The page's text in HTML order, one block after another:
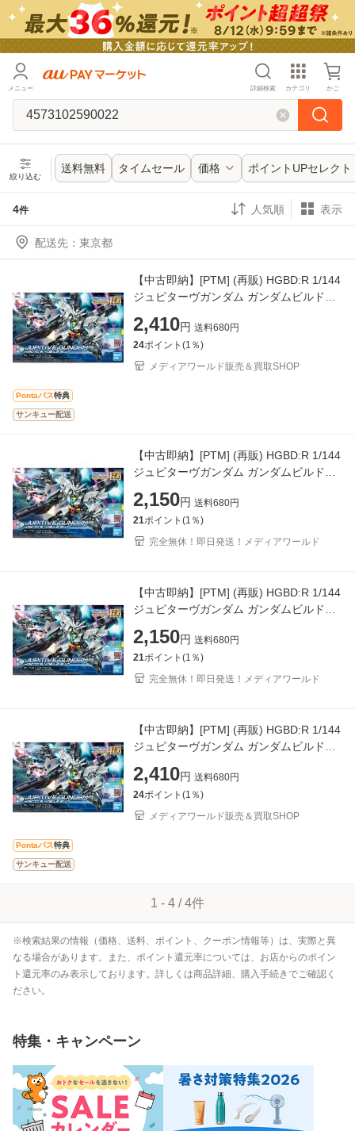
メニュー 詳細検索 カテゴリ かご
絞り込む
送料無料 タイムセール 価格 ポイントUPセレクト
4件 表示
配送先 ：
Pontaパス特典
サンキュー配送
【中古即納】[PTM] (再販) HGBD:R 1/144
ジュピターヴガンダム ガンダムビルドダ
(5059002) バンダ
2,410円 送料680円
24ポイント(1 ％)
メディアワールド販売＆買取SHOP
【中古即納】[PTM] (再販) HGBD:R 1/144
ジュピターヴガンダム ガンダムビルドダ
(5059002) バンダ
2,150円 送料680円
21ポイント(1 ％)
完全無休！即日発送！メディアワールド
【中古即納】[PTM] (再販) HGBD:R 1/144
ジュピターヴガンダム ガンダムビルドダ
(5059002) バンダ
2,150円 送料680円
21ポイント(1 ％)
完全無休！即日発送！メディアワールド
Pontaパス特典
サンキュー配送
【中古即納】[PTM] (再販) HGBD:R 1/144
ジュピターヴガンダム ガンダムビルドダ
(5059002) バンダ
2,410円 送料680円
24ポイント(1 ％)
メディアワールド販売＆買取SHOP
1 - 4 /4件
※検索結果の情報（価格、送料、ポイント、クーポン情報等）は、実際と異
なる場合があります。また、ポイント還元率については、お店からのポイン
ト還元率のみ表示しております。詳しくは商品詳細、購入手続きでご確認く
ださい。
特集・キャンペーン